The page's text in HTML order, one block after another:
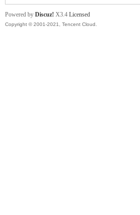
Powered by Discuz! X3.4 Licensed
Copyright © 2001-2021, Tencent Cloud.